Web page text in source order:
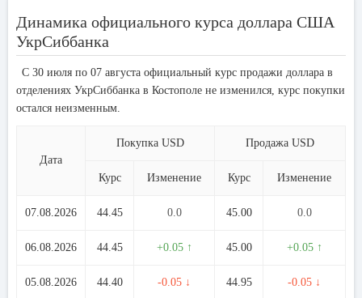
Динамика официального курса доллара США
УкрСиббанка
С 30 июля по 07 августа официальный курс продажи доллара в
отделениях УкрСиббанка в Костополе не изменился, курс покупки
остался неизменным.
Дата
Покупка USD Продажа USD
Курс Изменение Курс Изменение
07.08.2026 44.45 0.0 45.00 0.0
06.08.2026 44.45 +0.05 ↑ 45.00 +0.05 ↑
05.08.2026 44.40 -0.05 ↓ 44.95 -0.05 ↓